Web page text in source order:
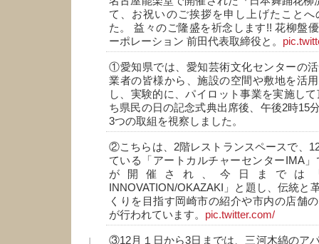
て、お祝いのご挨拶を申し上げたこと
た。 益々のご隆盛を祈念します!! 花柳盤
ーポレーション 前田代表取締役と。
①愛知県では、愛知芸術文化センターの
業者の皆様から、施設の空間や敷地を活
し、実験的に、パイロット事業を実施し
ち県民の日の記念式典出席後、午後2時15
3つの取組を視察しました。
②こちらは、2階レストランスペースで、
ている「アートカルチャーセンターIMA
が開催され、今日までは「
INNOVATION/OKAZAKI」と題し、伝統と
くりを目指す岡崎市の紹介や市内の店舗
が行われています。 pic.twitter.com/
③12月１日から3日までは、三河木綿のア